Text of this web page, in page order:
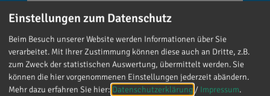
Mein meistgenutztes Wort am Samstag war:
„Danke!“ 😊 Vielen Dank für die zahlreichen
Glückwünsche, Nachrichten, Anrufe und die
vielen lieben Worte. Ich habe mich wirklich
über jede einzelne Aufmerksamkeit gefreut. Es
ist alles andere als selbstverständlich, dass sich
Einstellungen zum Datenschutz
Beim Besuch unserer Website werden Informationen über Sie
verarbeitet. Mit Ihrer Zustimmung können diese auch an Dritte, z.B.
zum Zweck der statistischen Auswertung, übermittelt werden. Sie
können die hier vorgenommenen Einstellungen jederzeit abändern.
Mehr dazu erfahren Sie hier: Datenschutzerklärung / Impressum.